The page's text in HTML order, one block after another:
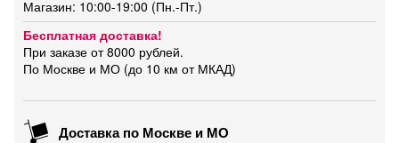
Магазин: 10:00-19:00 (Пн.-Пт.)
Бесплатная доставка!
При заказе от 8000 рублей.
По Москве и МО (до 10 км от МКАД)
Доставка по Москве и МО